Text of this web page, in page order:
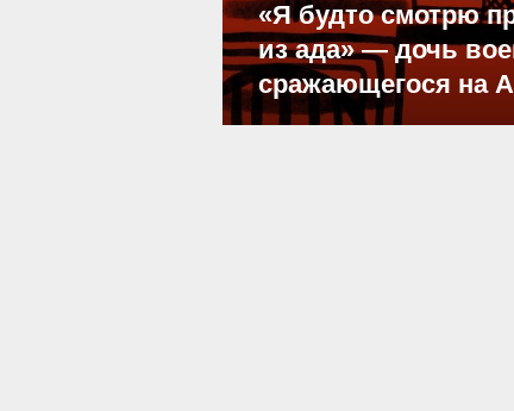
«Я будто смотрю
из ада» — дочь
сражающегося на